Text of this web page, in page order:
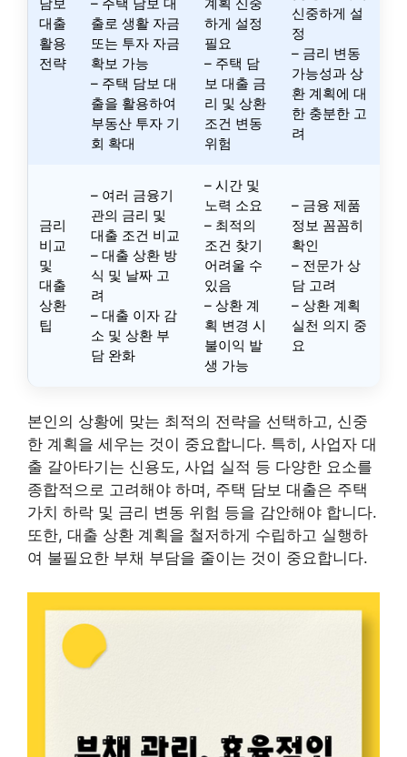
대출
활용
전략
출로 생활 자금
또는 투자 자금
확보 가능
– 주택 담보 대
출을 활용하여
부동산 투자 기
회 확대
하게 설정
필요
– 주택 담
보 대출 금
리 및 상환
조건 변동
위험
신중하게 설
정
– 금리 변동
가능성과 상
환 계획에 대
한 충분한 고
려
금리
비교
및
대출
상환
팁
– 여러 금융기
관의 금리 및
대출 조건 비교
– 대출 상환 방
식 및 날짜 고
려
– 대출 이자 감
소 및 상환 부
담 완화
– 시간 및
노력 소요
– 최적의
조건 찾기
어려울 수
있음
– 상환 계
획 변경 시
불이익 발
생 가능
– 금융 제품
정보 꼼꼼히
확인
– 전문가 상
담 고려
– 상환 계획
실천 의지 중
요
본인의 상황에 맞는 최적의 전략을 선택하고, 신중
한 계획을 세우는 것이 중요합니다. 특히, 사업자 대
출 갈아타기는 신용도, 사업 실적 등 다양한 요소를
종합적으로 고려해야 하며, 주택 담보 대출은 주택
가치 하락 및 금리 변동 위험 등을 감안해야 합니다.
또한, 대출 상환 계획을 철저하게 수립하고 실행하
여 불필요한 부채 부담을 줄이는 것이 중요합니다.